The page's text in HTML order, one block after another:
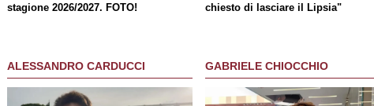
stagione 2026/2027. FOTO!
chiesto di lasciare il Lipsia"
ALESSANDRO CARDUCCI GABRIELE CHIOCCHIO